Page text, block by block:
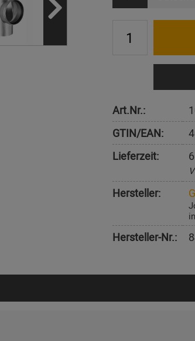
Art.Nr.:
GTIN/EAN:
Lieferzeit:
Hersteller:
Hersteller-Nr.: